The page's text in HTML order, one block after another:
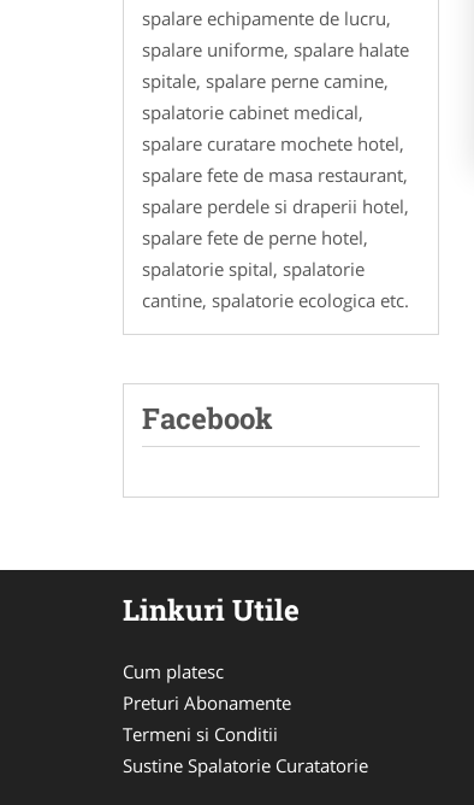
spalare echipamente de lucru,
spalare uniforme, spalare halate
spitale, spalare perne camine,
spalatorie cabinet medical,
spalare curatare mochete hotel,
spalare fete de masa restaurant,
spalare perdele si draperii hotel,
spalare fete de perne hotel,
spalatorie spital, spalatorie
cantine, spalatorie ecologica etc.
Facebook
Linkuri Utile
Cum platesc
Preturi Abonamente
Termeni si Conditii
Sustine Spalatorie Curatatorie